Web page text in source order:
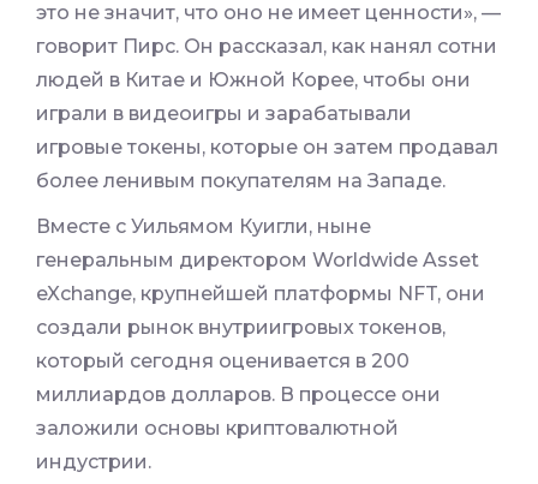
это не значит, что оно не имеет ценности», —
говорит Пирс. Он рассказал, как нанял сотни
людей в Китае и Южной Корее, чтобы они
играли в видеоигры и зарабатывали
игровые токены, которые он затем продавал
более ленивым покупателям на Западе.
Вместе с Уильямом Куигли, ныне
генеральным директором Worldwide Asset
eXchange, крупнейшей платформы NFT, они
создали рынок внутриигровых токенов,
который сегодня оценивается в 200
миллиардов долларов. В процессе они
заложили основы криптовалютной
индустрии.